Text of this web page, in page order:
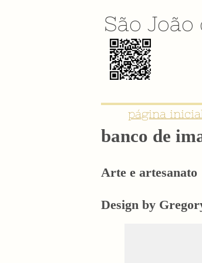
São João
página inicial
banco de
Arte e artesanato
Design by